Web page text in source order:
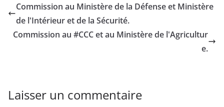
Commission au Ministère de la Défense et Ministère
de l'Intérieur et de la Sécurité.
Commission au #CCC et au Ministère de l'Agricultur
e.
Laisser un commentaire